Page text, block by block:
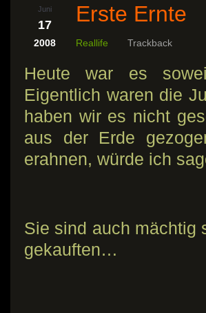
Juni
17
2008
Erste Ernte
Reallife Trackback
Heute war es
Eigentlich waren die
haben wir es nicht
aus der Erde
erahnen, würde ich
Sie sind auch mächtig
gekauften…